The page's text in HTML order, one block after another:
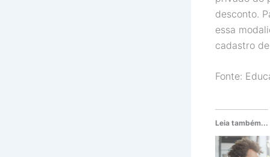
desconto.
essa
cadastro
Fonte:
Leia também...